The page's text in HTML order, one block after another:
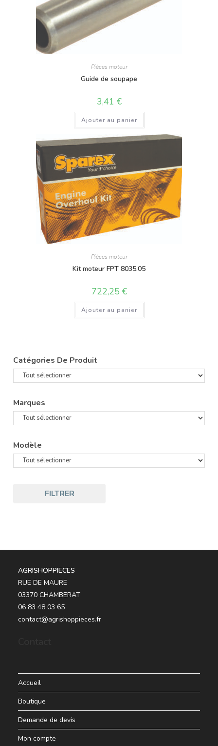
Pièces moteur
Guide de soupape
3,41 €
Ajouter au panier
Pièces moteur
Kit moteur FPT 8035.05
722,25 €
Ajouter au panier
Catégories De Produit
Marques
Modèle
FILTRER
AGRISHOPPIECES
RUE DE MAURE
03370 CHAMBERAT
06 83 48 03 65
contact@agrishoppieces.fr
Accueil
Boutique
Demande de devis
Mon compte